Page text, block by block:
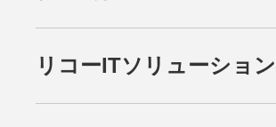
リコーITソリューショ